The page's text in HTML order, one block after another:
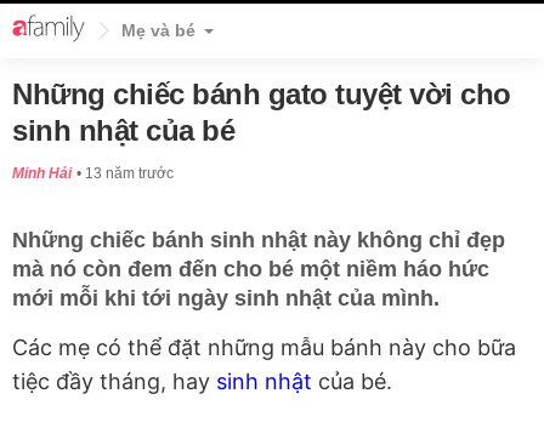
Mẹ và bé
Những chiếc bánh gato tuyệt vời cho
sinh nhật của bé
Minh Hải 13 năm trước
Những chiếc bánh sinh nhật này không chỉ đẹp
mà nó còn đem đến cho bé một niềm háo hức
mới mỗi khi tới ngày sinh nhật của mình.
Các mẹ có thể đặt những mẫu bánh này cho bữa
tiệc đầy tháng, hay sinh nhật của bé.